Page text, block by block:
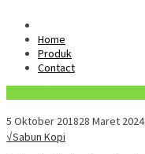
Home
Produk
Contact
5 Oktober 201828 Maret 2024
√Sabun Kopi